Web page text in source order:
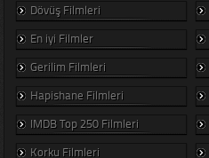
Dövüş Filmleri
En iyi Filmler
Gerilim Filmleri
Hapishane Filmleri
IMDB Top 250 Filmleri
Korku Filmleri